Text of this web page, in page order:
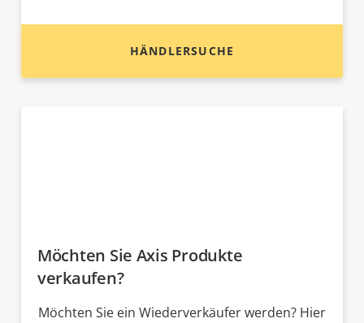
HÄNDLERSUCHE
Möchten Sie Axis Produkte
verkaufen?
Möchten Sie ein Wiederverkäufer werden? Hier